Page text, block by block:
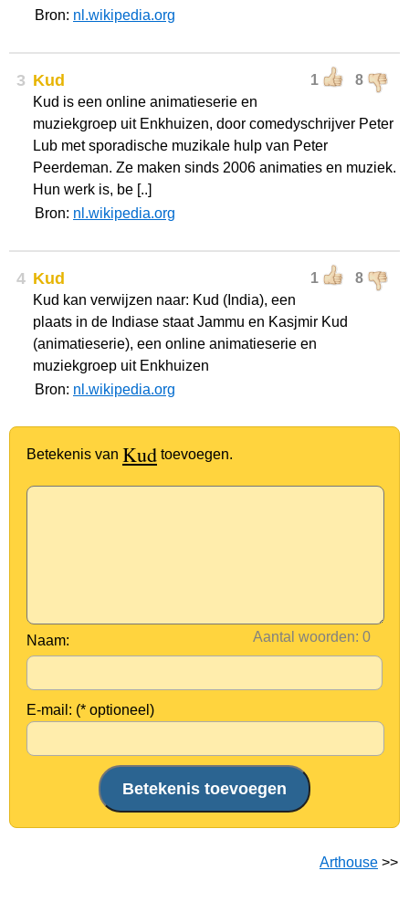
Bron: nl.wikipedia.org
3 1 8
Kud
Kud is een online animatieserie en
muziekgroep uit Enkhuizen, door comedyschrijver Peter
Lub met sporadische muzikale hulp van Peter
Peerdeman. Ze maken sinds 2006 animaties en muziek.
Hun werk is, be [..]
Bron: nl.wikipedia.org
4 1 8
Kud
Kud kan verwijzen naar: Kud (India), een
plaats in de Indiase staat Jammu en Kasjmir Kud
(animatieserie), een online animatieserie en
muziekgroep uit Enkhuizen
Bron: nl.wikipedia.org
Betekenis van Kud toevoegen.
Aantal woorden:
Naam:
E-mail: (* optioneel)
Arthouse >>